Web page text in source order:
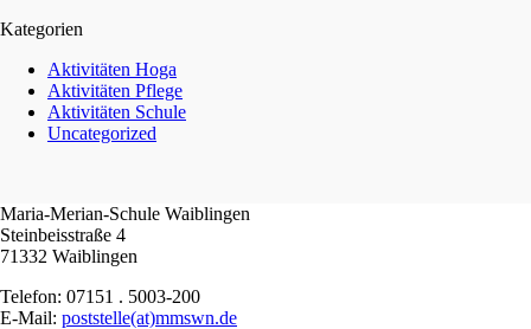
Kategorien
Aktivitäten Hoga
Aktivitäten Pflege
Aktivitäten Schule
Uncategorized
Maria-Merian-Schule Waiblingen
Steinbeisstraße 4
71332 Waiblingen
Telefon: 07151 . 5003-200
E-Mail: poststelle(at)mmswn.de